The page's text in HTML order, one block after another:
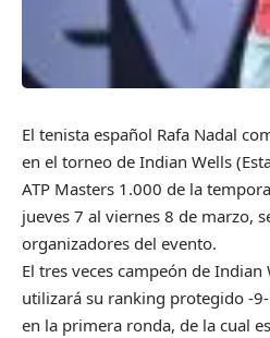
El tenista español Rafa Nadal
en el torneo de Indian Wells
ATP Masters 1.000 de la
jueves 7 al viernes 8 de marzo,
organizadores del evento.
El tres veces campeón de
utilizará su ranking protegido -
en la primera ronda, de la cual